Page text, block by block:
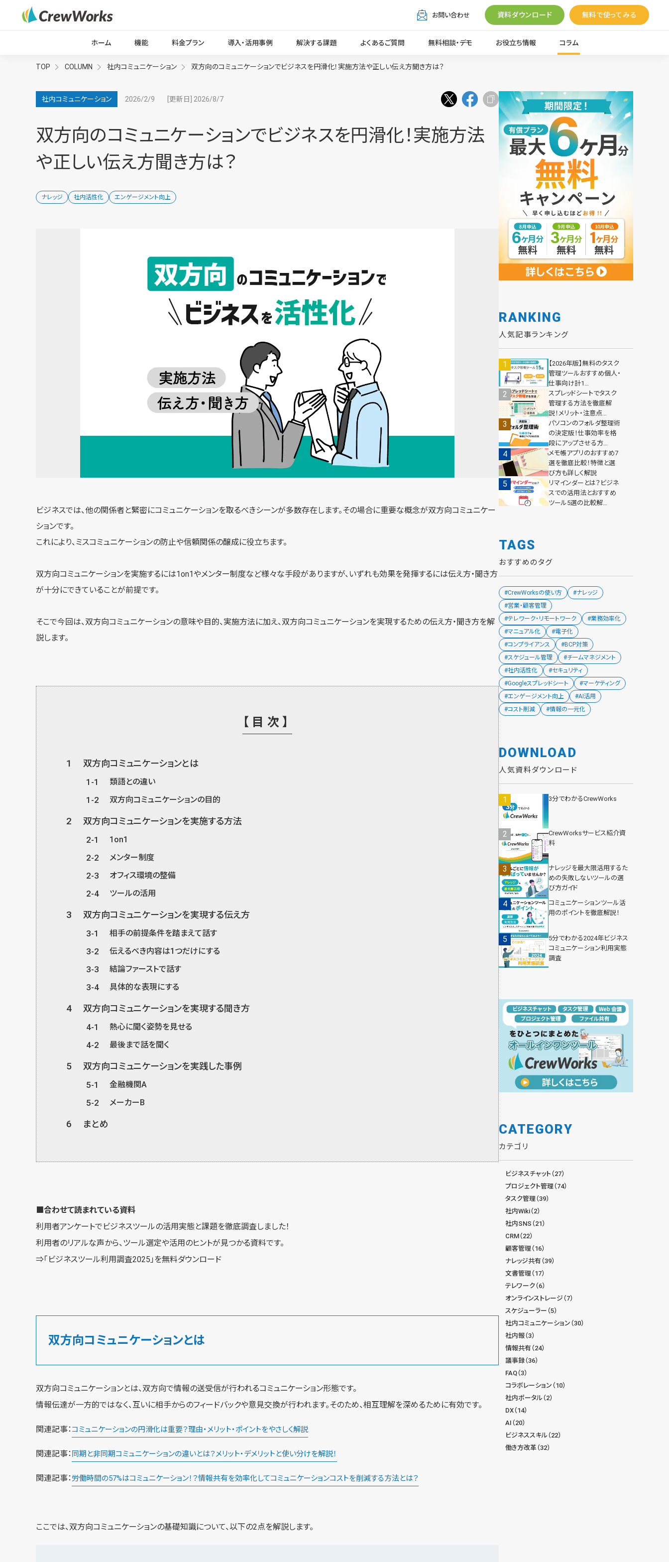
お問い合わせ 資料ダウンロード 無料で使ってみる
ホーム 機能 料金プラン 導入・活用事例 解決する課題 よくあるご質問 無料相談・デモ お役立ち情報 コラム
TOP COLUMN 社内コミュニケーション 双方向のコミュニケーションでビジネスを円滑化！実施方法や正しい伝え方聞き方は？
社内コミュニケーション 2026/2/9 [更新日] 2026/8/7
双方向のコミュニケーションでビジネスを円滑化！実施方法
や正しい伝え方聞き方は？
ナレッジ 社内活性化 エンゲージメント向上
ビジネスでは、他の関係者と緊密にコミュニケーションを取るべきシーンが多数存在します。その場合に重要な概念が双方向コミュニケー
ションです。
これにより、ミスコミュニケーションの防止や信頼関係の醸成に役立ちます。
双方向コミュニケーションを実施するには1on1やメンター制度など様々な手段がありますが、いずれも効果を発揮するには伝え方・聞き方
が十分にできていることが前提です。
そこで今回は、双方向コミュニケーションの意味や目的、実施方法に加え、双方向コミュニケーションを実現するための伝え方・聞き方を解
説します。
【目次】
1 双方向コミュニケーションとは
1-1 類語との違い
1-2 双方向コミュニケーションの目的
2 双方向コミュニケーションを実施する方法
2-1 1on1
2-2 メンター制度
2-3 オフィス環境の整備
2-4 ツールの活用
3 双方向コミュニケーションを実現する伝え方
3-1 相手の前提条件を踏まえて話す
3-2 伝えるべき内容は1つだけにする
3-3 結論ファーストで話す
3-4 具体的な表現にする
4 双方向コミュニケーションを実現する聞き方
4-1 熱心に聞く姿勢を見せる
4-2 最後まで話を聞く
5 双方向コミュニケーションを実践した事例
5-1 金融機関A
5-2 メーカーB
6 まとめ
■合わせて読まれている資料
利用者アンケートでビジネスツールの活用実態と課題を徹底調査しました！
利用者のリアルな声から、ツール選定や活用のヒントが見つかる資料です。
⇒「ビジネスツール利用調査2025」を無料ダウンロード
双方向コミュニケーションとは
双方向コミュニケーションとは、双方向で情報の送受信が行われるコミュニケーション形態です。
情報伝達が一方的ではなく、互いに相手からのフィードバックや意見交換が行われます。そのため、相互理解を深めるために有効です。
関連記事： コミュニケーションの円滑化は重要？理由・メリット・ポイントをやさしく解説
関連記事： 同期と非同期コミュニケーションの違いとは？メリット・デメリットと使い分けを解説！
関連記事： 労働時間の57%はコミュニケーション！？情報共有を効率化してコミュニケーションコストを削減する方法とは？
ここでは、双方向コミュニケーションの基礎知識について、以下の2点を解説します。
RANKING
人気記事ランキング
【2026年版】無料のタスク
管理ツールおすすめ個人・
仕事向け計1…
スプレッドシートでタスク
管理する方法を徹底解
説！メリット・注意点…
パソコンのフォルダ整理術
の決定版！仕事効率を格
段にアップさせる方…
メモ帳アプリのおすすめ7
選を徹底比較！特徴と選
び方も詳しく解説
リマインダーとは？ビジネ
スでの活用法とおすすめ
ツール5選の比較解…
TAGS
おすすめのタグ
#CrewWorksの使い方
#ナレッジ
#営業・顧客管理
#テレワーク・リモートワーク
#業務効率化
#マニュアル化
#電子化
#コンプライアンス
#BCP対策
#スケジュール管理
#チームマネジメント
#社内活性化
#セキュリティ
#Googleスプレッドシート
#マーケティング
#エンゲージメント向上
#AI活用
#コスト削減
#情報の一元化
DOWNLOAD
人気資料ダウンロード
3分でわかるCrewWorks
CrewWorksサービス紹介資
料
ナレッジを最大限活用するた
めの失敗しないツールの選
び方ガイド
コミュニケーションツール活
用のポイントを徹底解説！
5分でわかる2024年ビジネス
コミュニケーション利用実態
調査
CATEGORY
カテゴリ
ビジネスチャット（27）
プロジェクト管理（74）
タスク管理（39）
社内Wiki（2）
社内SNS（21）
CRM（22）
顧客管理（16）
ナレッジ共有（39）
文書管理（17）
テレワーク（6）
オンラインストレージ（7）
スケジューラー（5）
社内コミュニケーション（30）
社内報（3）
情報共有（24）
議事録（36）
FAQ（3）
コラボレーション（10）
社内ポータル（2）
DX（14）
AI（20）
ビジネススキル（22）
働き方改革（32）